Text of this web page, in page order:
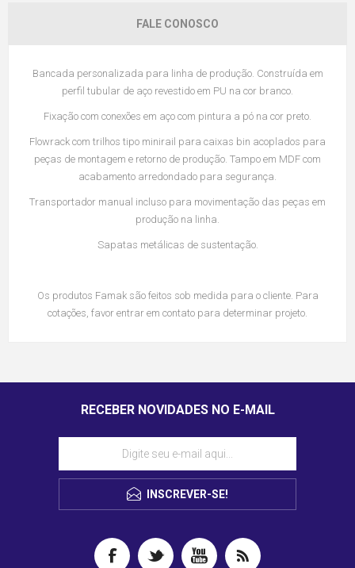
FALE CONOSCO
Bancada personalizada para linha de produção. Construída em
perfil tubular de aço revestido em PU na cor branco.
Fixação com conexões em aço com pintura a pó na cor preto.
Flowrack com trilhos tipo minirail para caixas bin acoplados para
peças de montagem e retorno de produção. Tampo em MDF com
acabamento arredondado para segurança.
Transportador manual incluso para movimentação das peças em
produção na linha.
Sapatas metálicas de sustentação.
Os produtos Famak são feitos sob medida para o cliente. Para
cotações, favor entrar em contato para determinar projeto.
RECEBER NOVIDADES NO E-MAIL
INSCREVER-SE!